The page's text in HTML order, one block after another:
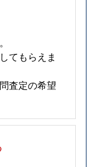
てもらえま
査定の希望